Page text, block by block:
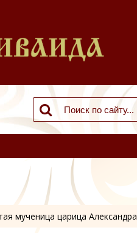
мученица царица Александра